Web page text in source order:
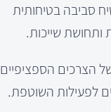
סביבה בטיחותית
שייכות.
הצרכים הספציפיים
לפעילות השוטפת.